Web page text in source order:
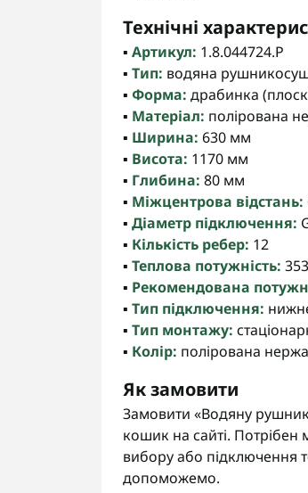
Технічні
▪️ Артикул: 1.8.044724.P
▪️ Тип: водяна
▪️ Форма: драбинка
▪️ Матеріал: полірована
▪️ Ширина: 630 мм
▪️ Висота: 1170 мм
▪️ Глибина: 80 мм
▪️ Міжцентрова відстань:
▪️ Діаметр підключення:
▪️ Кількість ребер: 12
▪️ Теплова потужність:
▪️ Рекомендована
▪️ Тип підключення:
▪️ Тип монтажу:
▪️ Колір: полірована
Як замовити
Замовити «Водяну
кошик на сайті.
вибору або
допоможемо.